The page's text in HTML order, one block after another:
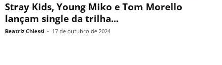
Stray Kids, Young Miko e Tom Morello
lançam single da trilha...
Beatriz Chiessi - 17 de outubro de 2024